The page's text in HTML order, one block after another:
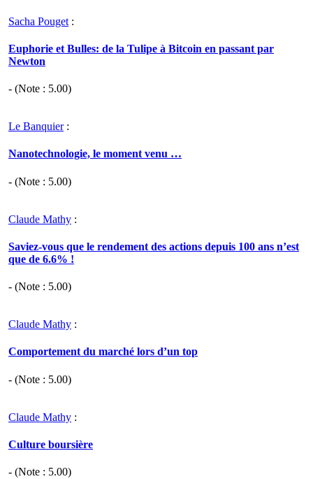
Sacha Pouget :
Euphorie et Bulles: de la Tulipe à Bitcoin en passant par
Newton
- (Note : 5.00)
Le Banquier:
Nanotechnologie, le moment venu …
- (Note : 5.00)
Claude Mathy :
Saviez-vous que le rendement des actions depuis 100 ans n’est
que de 6.6% !
- (Note : 5.00)
Claude Mathy :
Comportement du marché lors d’un top
- (Note : 5.00)
Claude Mathy :
Culture boursière
- (Note : 5.00)